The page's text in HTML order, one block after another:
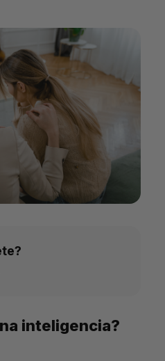
(EQ)
inteligencia
inteligencia?